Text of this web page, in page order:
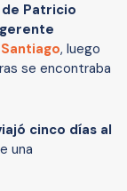
Patricio
, luego
se encontraba
cinco días al
una